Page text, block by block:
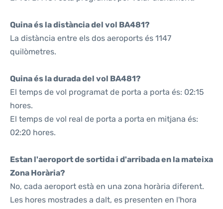
Quina és la distància del vol BA481?
La distància entre els dos aeroports és 1147
quilòmetres.
Quina és la durada del vol BA481?
El temps de vol programat de porta a porta és: 02:15
hores.
El temps de vol real de porta a porta en mitjana és:
02:20 hores.
Estan l'aeroport de sortida i d'arribada en la mateixa
Zona Horària?
No, cada aeroport està en una zona horària diferent.
Les hores mostrades a dalt, es presenten en l'hora